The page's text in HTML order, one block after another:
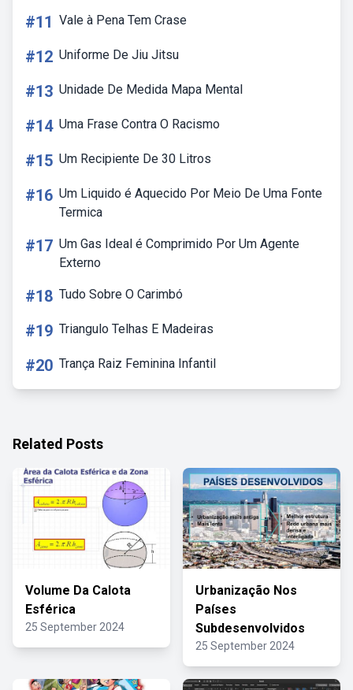
#11 Vale à Pena Tem Crase
#12 Uniforme De Jiu Jitsu
#13 Unidade De Medida Mapa Mental
#14 Uma Frase Contra O Racismo
#15 Um Recipiente De 30 Litros
#16 Um Liquido é Aquecido Por Meio De Uma Fonte
Termica
#17 Um Gas Ideal é Comprimido Por Um Agente
Externo
#18 Tudo Sobre O Carimbó
#19 Triangulo Telhas E Madeiras
#20 Trança Raiz Feminina Infantil
Related Posts
Volume Da Calota
Esférica
25 September 2024
Urbanização Nos
Países
Subdesenvolvidos
25 September 2024